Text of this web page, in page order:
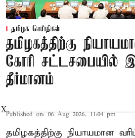
தமிழக செய்திகள்
தமிழகத்திற்கு
கோரி சட்டசபையில்
தீர்மானம்
Published on: 06 Aug 2026, 11:04 pm
தமிழகத்திற்கு நியாயமான
X